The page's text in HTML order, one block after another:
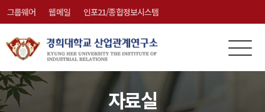
그룹웨어 웹메일 인포21/종합정보시스템
전
체
메
뉴
메
뉴
닫
기
자료실